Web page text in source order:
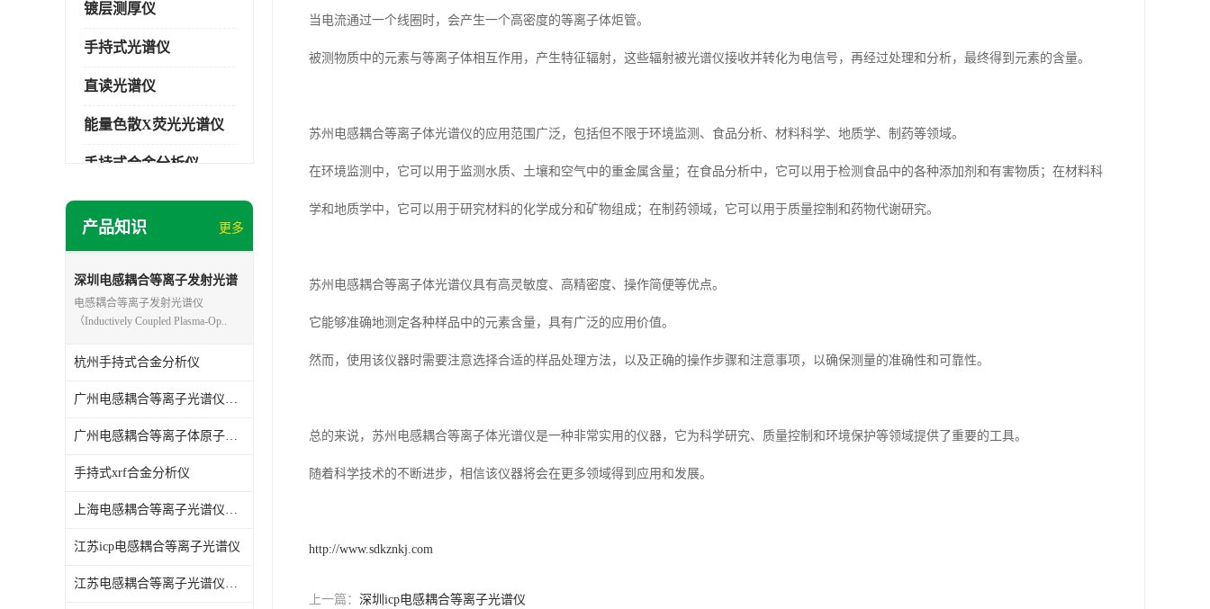
镀层测厚仪
手持式光谱仪
直读光谱仪
能量色散X荧光光谱仪
手持式合金分析仪
手持式矿石分析仪
光电直读光谱仪
便携式水质重金属检测仪
产品知识 更多
深圳电感耦合等离子发射光谱
仪
电感耦合等离子发射光谱仪
（Inductively Coupled Plasma-Op..
杭州手持式合金分析仪
广州电感耦合等离子光谱仪原理
广州电感耦合等离子体原子发射光谱仪
手持式xrf合金分析仪
上海电感耦合等离子光谱仪原理
江苏icp电感耦合等离子光谱仪
江苏电感耦合等离子光谱仪原理
当电流通过一个线圈时，会产生一个高密度的等离子体炬管。
被测物质中的元素与等离子体相互作用，产生特征辐射，这些辐射被光谱仪接收并转化为电信号，再经过处理和分析，最终得到元素的含量。
苏州电感耦合等离子体光谱仪的应用范围广泛，包括但不限于环境监测、食品分析、材料科学、地质学、制药等领域。
在环境监测中，它可以用于监测水质、土壤和空气中的重金属含量；在食品分析中，它可以用于检测食品中的各种添加剂和有害物质；在材料科
学和地质学中，它可以用于研究材料的化学成分和矿物组成；在制药领域，它可以用于质量控制和药物代谢研究。
苏州电感耦合等离子体光谱仪具有高灵敏度、高精密度、操作简便等优点。
它能够准确地测定各种样品中的元素含量，具有广泛的应用价值。
然而，使用该仪器时需要注意选择合适的样品处理方法，以及正确的操作步骤和注意事项，以确保测量的准确性和可靠性。
总的来说，苏州电感耦合等离子体光谱仪是一种非常实用的仪器，它为科学研究、质量控制和环境保护等领域提供了重要的工具。
随着科学技术的不断进步，相信该仪器将会在更多领域得到应用和发展。
http://www.sdkznkj.com
上一篇： 深圳icp电感耦合等离子光谱仪